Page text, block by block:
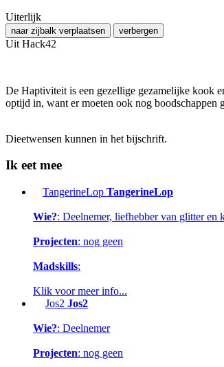
Uiterlijk
naar zijbalk verplaatsen verbergen
Uit Hack42
De Haptiviteit is een gezellige gezamelijke kook
optijd in, want er moeten ook nog boodschappen
Dieetwensen kunnen in het bijschrift.
Ik eet mee
TangerineLop TangerineLop
Wie?: Deelnemer, liefhebber van glitter en
Projecten: nog geen
Madskills:
Klik voor meer info...
Jos2 Jos2
Wie?: Deelnemer
Projecten: nog geen